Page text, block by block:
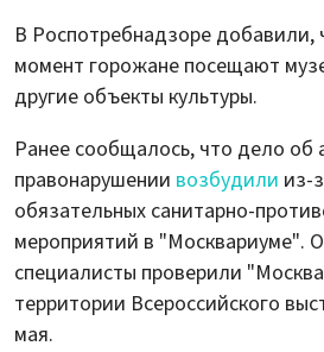
В Роспотребнадзоре добавили,
момент горожане посещают
другие объекты культуры.
Ранее сообщалось, что дело об
правонарушении возбудили из-
обязательных санитарно-
мероприятий в "Москвариуме".
специалисты проверили
территории Всероссийского
мая.